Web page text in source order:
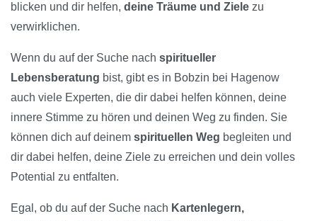
blicken und dir helfen, deine Träume und Ziele zu
verwirklichen.
Wenn du auf der Suche nach spiritueller
Lebensberatung bist, gibt es in Bobzin bei Hagenow
auch viele Experten, die dir dabei helfen können, deine
innere Stimme zu hören und deinen Weg zu finden. Sie
können dich auf deinem spirituellen Weg begleiten und
dir dabei helfen, deine Ziele zu erreichen und dein volles
Potential zu entfalten.
Egal, ob du auf der Suche nach Kartenlegern,